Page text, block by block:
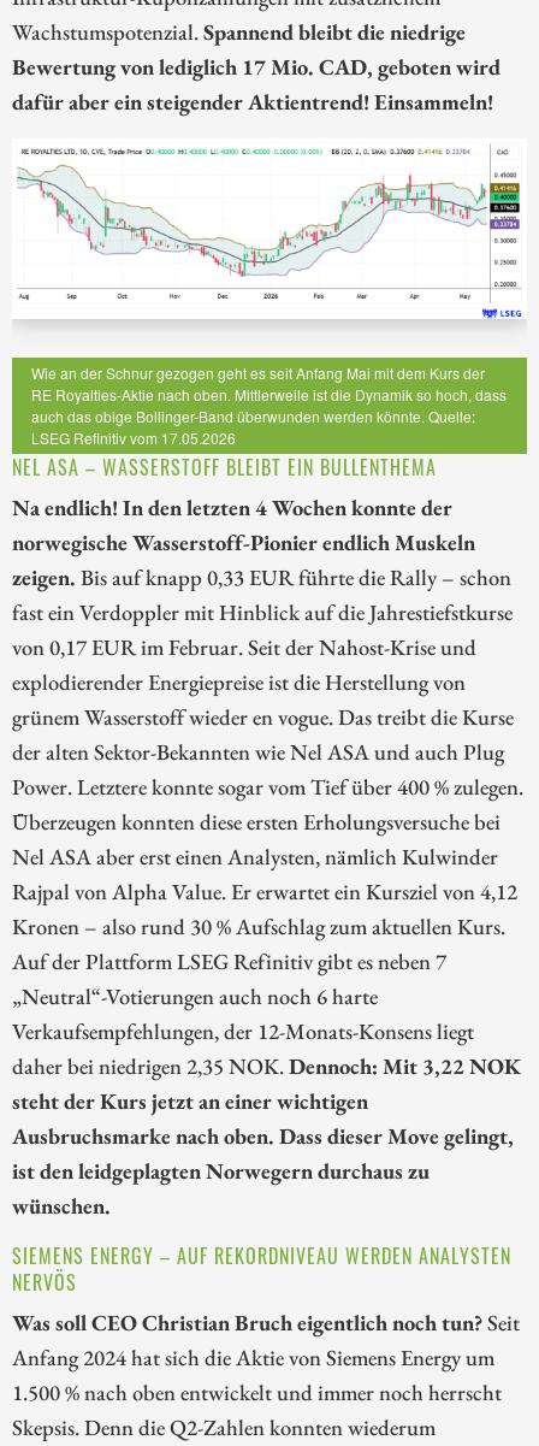
Wachstumspotenzial.Spannend bleibt die niedrige
Bewertung von lediglich 17 Mio. CAD, geboten wird
dafür aber ein steigender Aktientrend! Einsammeln!
Wie an der Schnur gezogen geht es seit Anfang Mai mit dem Kurs der
RE Royalties-Aktie nach oben. Mittlerweile ist die Dynamik so hoch, dass
auch das obige Bollinger-Band überwunden werden könnte. Quelle:
LSEG Refinitiv vom 17.05.2026
NEL ASA – WASSERSTOFF BLEIBT EIN BULLENTHEMA
Na endlich! In den letzten 4 Wochen konnte der
norwegische Wasserstoff-Pionier endlich Muskeln
zeigen. Bis auf knapp 0,33 EUR führte die Rally – schon
fast ein Verdoppler mit Hinblick auf die Jahrestiefstkurse
von 0,17 EUR im Februar. Seit der Nahost-Krise und
explodierender Energiepreise ist die Herstellung von
grünem Wasserstoff wieder en vogue. Das treibt die Kurse
der alten Sektor-Bekannten wie Nel ASA und auch Plug
Power. Letztere konnte sogar vom Tief über 400 % zulegen.
Überzeugen konnten diese ersten Erholungsversuche bei
Nel ASA aber erst einen Analysten, nämlich Kulwinder
Rajpal von Alpha Value. Er erwartet ein Kursziel von 4,12
Kronen – also rund 30 % Aufschlag zum aktuellen Kurs.
Auf der Plattform LSEG Refinitiv gibt es neben 7
„Neutral“-Votierungen auch noch 6 harte
Verkaufsempfehlungen, der 12-Monats-Konsens liegt
daher bei niedrigen 2,35 NOK.Dennoch: Mit 3,22 NOK
steht der Kurs jetzt an einer wichtigen
Ausbruchsmarke nach oben. Dass dieser Move gelingt,
ist den leidgeplagten Norwegern durchaus zu
wünschen.
SIEMENS ENERGY – AUF REKORDNIVEAU WERDEN ANALYSTEN
NERVÖS
Was soll CEO Christian Bruch eigentlich noch tun?Seit
Anfang 2024 hat sich die Aktie von Siemens Energy um
1.500 % nach oben entwickelt und immer noch herrscht
Skepsis. Denn die Q2-Zahlen konnten wiederum